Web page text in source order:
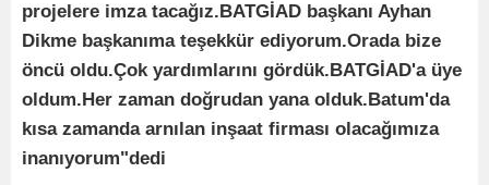
projelere imza tacağız.BATGİAD başkanı Ayhan
Dikme başkanıma teşekkür ediyorum.Orada bize
öncü oldu.Çok yardımlarını gördük.BATGİAD'a üye
oldum.Her zaman doğrudan yana olduk.Batum'da
kısa zamanda arnılan inşaat firması olacağımıza
inanıyorum"dedi